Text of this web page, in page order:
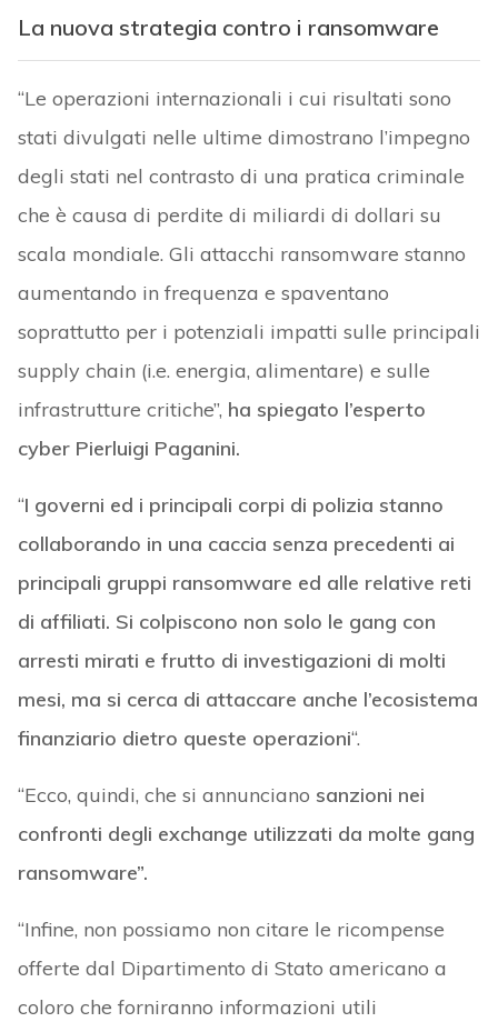
La nuova strategia contro i ransomware
“Le operazioni internazionali i cui risultati sono
stati divulgati nelle ultime dimostrano l’impegno
degli stati nel contrasto di una pratica criminale
che è causa di perdite di miliardi di dollari su
scala mondiale. Gli attacchi ransomware stanno
aumentando in frequenza e spaventano
soprattutto per i potenziali impatti sulle principali
supply chain (i.e. energia, alimentare) e sulle
infrastrutture critiche”, ha spiegato l’esperto
cyber Pierluigi Paganini.
“I governi ed i principali corpi di polizia stanno
collaborando in una caccia senza precedenti ai
principali gruppi ransomware ed alle relative reti
di affiliati. Si colpiscono non solo le gang con
arresti mirati e frutto di investigazioni di molti
mesi, ma si cerca di attaccare anche l’ecosistema
finanziario dietro queste operazioni“.
“Ecco, quindi, che si annunciano sanzioni nei
confronti degli exchange utilizzati da molte gang
ransomware”.
“Infine, non possiamo non citare le ricompense
offerte dal Dipartimento di Stato americano a
coloro che forniranno informazioni utili